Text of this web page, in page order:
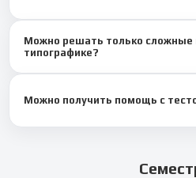
вводите. В Синергии такие сессии
Можно решать только сложные
типографике?
Можно получить помощь с